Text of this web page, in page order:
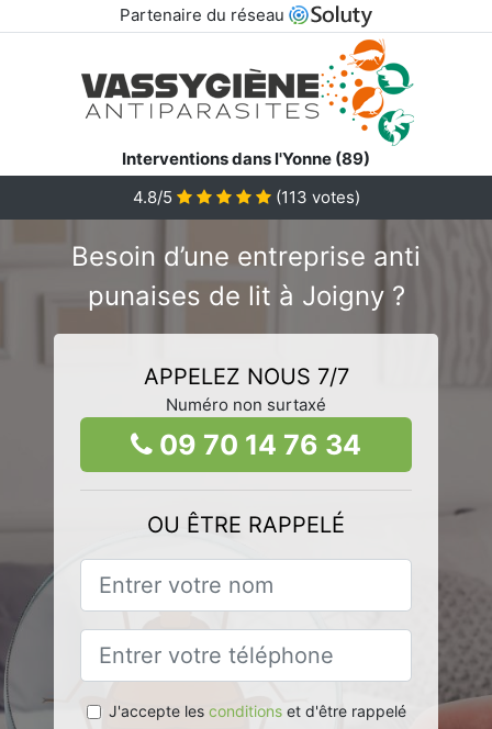
Partenaire du réseau
Interventions dans l'Yonne (89)
4.8/5
(113 votes)
Besoin d’une entreprise anti
punaises de lit à Joigny ?
APPELEZ NOUS 7/7
Numéro non surtaxé
09 70 14 76 34
OU ÊTRE RAPPELÉ
J'accepte les conditionset d'être rappelé